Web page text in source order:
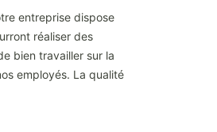
entreprise dispose
réaliser des
bien travailler sur la
employés. La qualité